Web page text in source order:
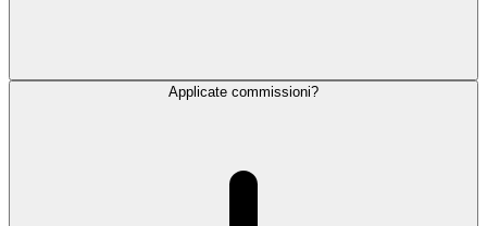
Applicate commissioni?